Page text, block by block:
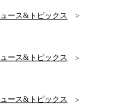
ュース&トピックス
ュース&トピックス
ュース&トピックス